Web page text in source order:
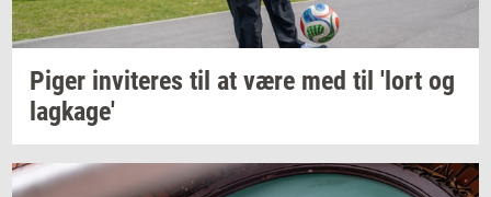
Piger in­vi­te­res til at være med til 'lort og
lag­ka­ge'